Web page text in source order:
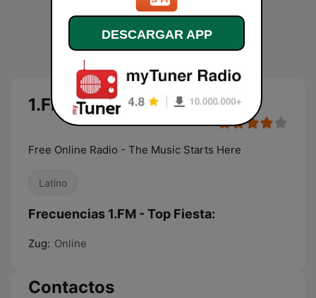
1.FM - Top Fiesta
Free Online Radio - The Music Starts Here
Latino
Frecuencias 1.FM - Top Fiesta:
Zug: Online
Contactos
DESCARGAR APP